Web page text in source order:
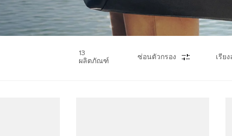
13
ผลิตภัณฑ์
ซ่อนตัวกรอง เรีย